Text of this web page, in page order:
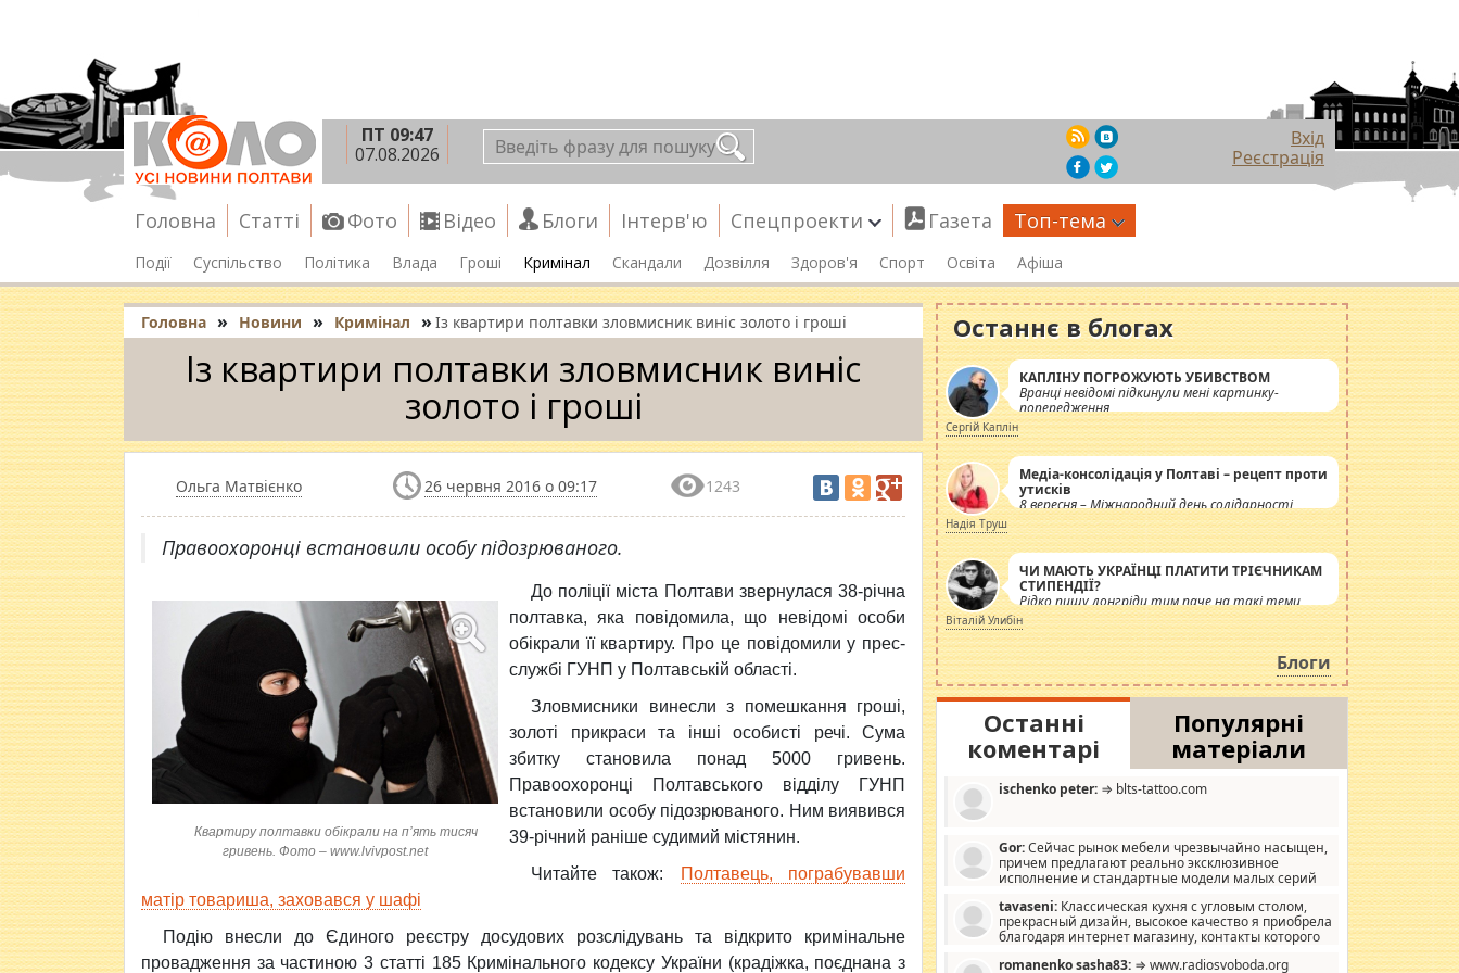
ПТ 09:47
07.08.2026
Вхід
Реєстрація
Головна Статті Фото Відео Блоги Інтерв'ю Спецпроекти Газета Топ-тема
Події Суспільство Політика Влада Гроші Кримінал Скандали Дозвілля Здоров'я Спорт Освіта Афіша
Головна » Новини » Кримінал » Із квартири полтавки зловмисник виніс золото і гроші
Із квартири полтавки зловмисник виніс
золото і гроші
Ольга Матвієнко 26 червня 2016 о 09:17 1243
Правоохоронці встановили особу підозрюваного.
Квартиру полтавки обікрали на п’ять тисяч
гривень. Фото – www.lvivpost.net
До поліції міста Полтави звернулася 38-річна
полтавка, яка повідомила, що невідомі особи
обікрали її квартиру. Про це повідомили у прес-
службі ГУНП у Полтавській області.
Зловмисники винесли з помешкання гроші,
золоті прикраси та інші особисті речі. Сума
збитку становила понад 5000 гривень.
Правоохоронці Полтавського відділу ГУНП
встановили особу підозрюваного. Ним виявився
39-річний раніше судимий містянин.
Читайте також:
Полтавець, пограбувавши
матір товариша, заховався у шафі
Подію внесли до Єдиного реєстру досудових розслідувань та відкрито кримінальне
провадження за частиною 3 статті 185 Кримінального кодексу України (крадіжка, поєднана з
Останнє в блогах
КАПЛІНУ ПОГРОЖУЮТЬ УБИВСТВОМ
Вранці невідомі підкинули мені картинку-
попередження
Сергій Каплін
Медіа-консолідація у Полтаві – рецепт проти
утисків
8 вересня – Міжнародний день солідарності
журналістів.
Надія Труш
ЧИ МАЮТЬ УКРАЇНЦІ ПЛАТИТИ ТРІЄЧНИКАМ
СТИПЕНДІЇ?
Рідко пишу лонгріди тим паче на такі теми,
але вже просто дістало! Обурюють сьогоднішні
інсенуації навколо стипендіального питання.
Штучно роздувається ще одна соціальна
катастрофа.
Віталій Улибін
Блоги
Останні
коментарі
Популярні
матеріали
ischenko peter: ⇒ blts-tattoo.com
Gor:Сейчас рынок мебели чрезвычайно насыщен,
причем предлагают реально эксклюзивное
исполнение и стандартные модели малых серий
дизайну, мало походит на стандартные формы, в MebelOk,
креативненько и что главное - со вкусом все в порядке,
без ненужных наворотов удорожающих мебель, а это не
tavaseni: Классическая кухня с угловым столом,
прекрасный дизайн, высокое качество я приобрела
благодаря интернет магазину, контакты которого
romanenko sasha83: ⇒ www.radiosvoboda.org